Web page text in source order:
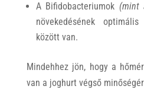
A Bifidobacteriumok (mint
növekedésének
között van.
Mindehhez jön, hogy a
van a joghurt végső